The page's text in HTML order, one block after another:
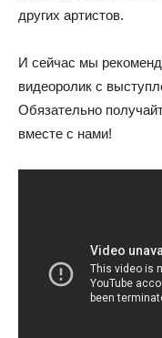
других артистов.
И сейчас мы
видеоролик с
Обязательно
вместе с нами!